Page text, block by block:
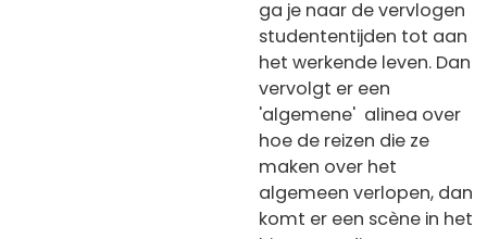
ga je naar de vervlogen
studententijden tot aan
het werkende leven. Dan
vervolgt er een
'algemene' alinea over
hoe de reizen die ze
maken over het
algemeen verlopen, dan
komt er een scène in het